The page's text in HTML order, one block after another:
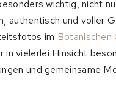
wichtig, nicht
authentisch und voller
im Botanischen
vielerlei Hinsicht
und gemeinsame